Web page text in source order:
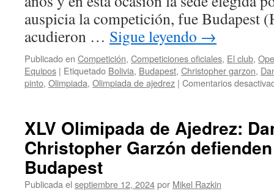
auspicia la competición, fue Budapest
acudieron … Sigue leyendo →
Publicado en Competición, Competiciones oficiales, El club,
Equipos | Etiquetado Bolivia, Budapest, Christopher garzon,
pinto, Olimpiada, Olimpiada de ajedrez | Comentarios
XLV Olimipada de Ajedrez:
Christopher Garzón
Budapest
Publicada el septiembre 12, 2024por Mikel Razkin